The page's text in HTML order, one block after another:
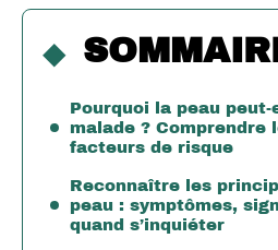
Pourquoi la peau
malade ? Comprendre
facteurs de risque
Reconnaître les
peau : symptômes,
quand s’inquiéter